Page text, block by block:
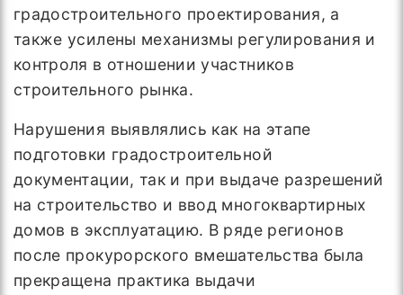
градостроительного проектирования, а
также усилены механизмы регулирования и
контроля в отношении участников
строительного рынка.
Нарушения выявлялись как на этапе
подготовки градостроительной
документации, так и при выдаче разрешений
на строительство и ввод многоквартирных
домов в эксплуатацию. В ряде регионов
после прокурорского вмешательства была
прекращена практика выдачи